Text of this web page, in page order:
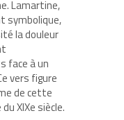
Lamartine,
symbolique,
la douleur
face à un
vers figure
de cette
XIXe siècle.